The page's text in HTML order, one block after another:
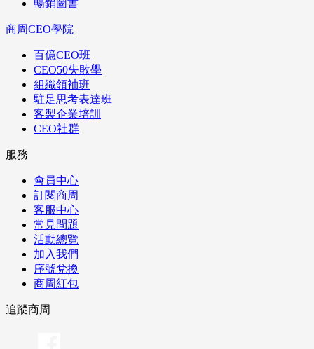
暢銷圖書
商周CEO學院
百億CEO班
CEO50失敗學
組織領袖班
駐足思考表達班
客製企業培訓
CEO社群
服務
會員中心
訂閱商周
客服中心
常見問題
活動總覽
加入我們
序號兌換
商周紅包
追蹤商周